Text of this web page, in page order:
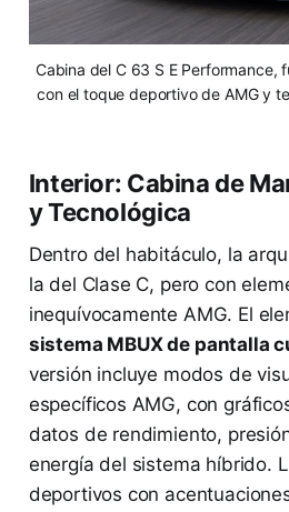
Cabina del C 63 S E Performance,
con el toque deportivo de AMG y
Interior: Cabina de
y Tecnológica
Dentro del habitáculo, la
la del Clase C, pero con
inequívocamente AMG. El
sistema MBUX de pantalla
versión incluye modos de
específicos AMG, con
datos de rendimiento,
energía del sistema híbrido.
deportivos con